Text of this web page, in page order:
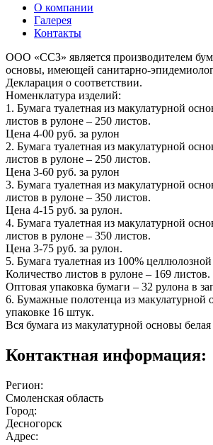
О компании
Галерея
Контакты
ООО «ССЗ» является производителем
основы, имеющей санитарно-
Декларация о соответствии.
Номенклатура изделий:
1. Бумага туалетная из макулатурной
листов в рулоне – 250 листов.
Цена 4-00 руб. за рулон
2. Бумага туалетная из макулатурной
листов в рулоне – 250 листов.
Цена 3-60 руб. за рулон
3. Бумага туалетная из макулатурной
листов в рулоне – 350 листов.
Цена 4-15 руб. за рулон.
4. Бумага туалетная из макулатурной
листов в рулоне – 350 листов.
Цена 3-75 руб. за рулон.
5. Бумага туалетная из 100%
Количество листов в рулоне – 169
Оптовая упаковка бумаги – 32 рулона в
6. Бумажные полотенца из макулатурной
упаковке 16 штук.
Вся бумага из макулатурной основы
Контактная информация:
Регион:
Смоленская область
Город:
Десногорск
Адрес: